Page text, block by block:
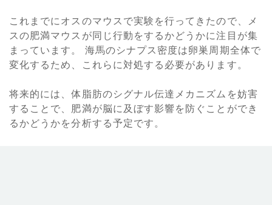
これまでにオスのマウスで実験を行ってきたので、メ
スの肥満マウスが同じ行動をするかどうかに注目が集
まっています。 海馬のシナプス密度は卵巣周期全体で
変化するため、これらに対処する必要があります。
将来的には、体脂肪のシグナル伝達メカニズムを妨害
することで、肥満が脳に及ぼす影響を防ぐことができ
るかどうかを分析する予定です。